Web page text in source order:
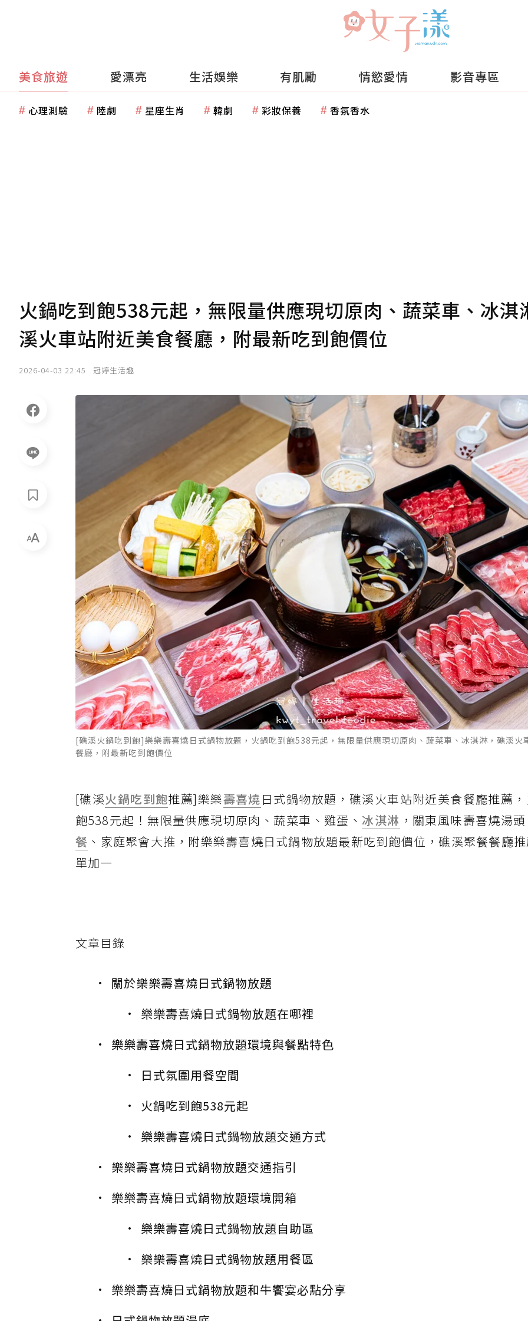
美食旅遊 愛漂亮 生活娛樂 有肌勵 情慾愛情 影音專區
心理測驗 陸劇 星座生肖 韓劇 彩妝保養 香氛香水
火鍋吃到飽538元起，無限量供應現切原肉、蔬菜車、冰淇
溪火車站附近美食餐廳，附最新吃到飽價位
2026-04-03 22:45 冠婷生活趣
[礁溪火鍋吃到飽]樂樂壽喜燒日式鍋物放題，火鍋吃到飽538元起，無限量供應現切原肉、蔬菜車、冰淇淋，礁溪火
餐廳，附最新吃到飽價位
[礁溪火鍋吃到飽推薦]樂樂壽喜燒日式鍋物放題，礁溪火車站附近美食餐廳推薦
飽538元起！無限量供應現切原肉、蔬菜車、雞蛋、 冰淇淋 ，關東風味壽喜燒湯
餐 、家庭聚會大推，附樂樂壽喜燒日式鍋物放題最新吃到飽價位，礁溪聚餐餐廳
單加一
文章目錄
關於樂樂壽喜燒日式鍋物放題
樂樂壽喜燒日式鍋物放題在哪裡
樂樂壽喜燒日式鍋物放題環境與餐點特色
日式氛圍用餐空間
火鍋吃到飽538元起
樂樂壽喜燒日式鍋物放題交通方式
樂樂壽喜燒日式鍋物放題交通指引
樂樂壽喜燒日式鍋物放題環境開箱
樂樂壽喜燒日式鍋物放題自助區
樂樂壽喜燒日式鍋物放題用餐區
樂樂壽喜燒日式鍋物放題和牛饗宴必點分享